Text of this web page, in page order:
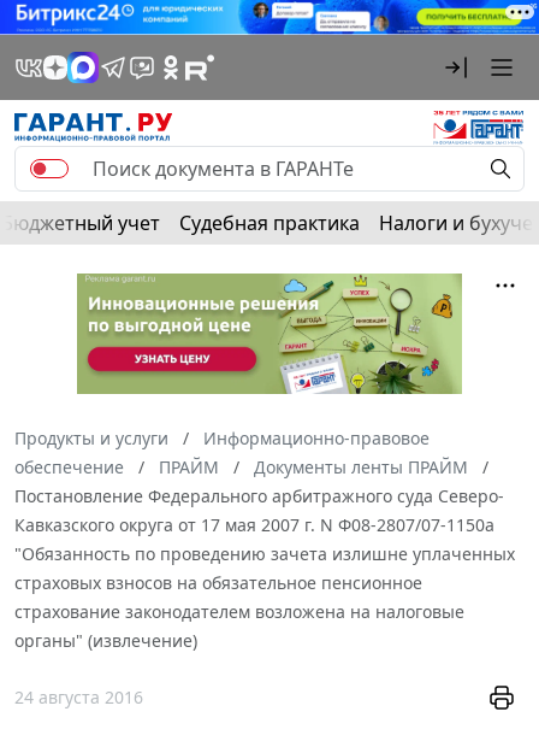
Бюджетный учет Судебная практика Налоги и
Продукты и услуги
Информационно-правовое
обеспечение
ПРАЙМ
Документы ленты ПРАЙМ
Постановление Федерального арбитражного суда Северо-
Кавказского округа от 17 мая 2007 г. N Ф08-2807/07-1150а
"Обязанность по проведению зачета излишне уплаченных
страховых взносов на обязательное пенсионное
страхование законодателем возложена на налоговые
органы" (извлечение)
24 августа 2016